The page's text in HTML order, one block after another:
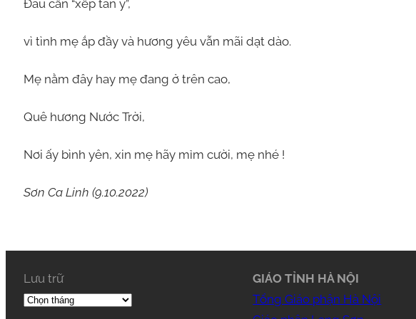
Đâu cần “xếp tàn y”,
vì tình mẹ ắp đầy và hương yêu vẫn mãi dạt dào.
Mẹ nằm đây hay mẹ đang ở trên cao,
Quê hương Nước Trời,
Nơi ấy bình yên, xin mẹ hãy mỉm cười, mẹ nhé !
Sơn Ca Linh (9.10.2022)
Lưu trữ
GIÁO TỈNH HÀ NỘI
Tổng Giáo phận Hà Nội